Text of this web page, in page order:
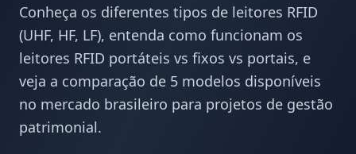
WhatsApp Fale Conosco
Conheça os diferentes tipos de leitores RFID
(UHF, HF, LF), entenda como funcionam os
leitores RFID portáteis vs fixos vs portais, e
veja a comparação de 5 modelos disponíveis
no mercado brasileiro para projetos de gestão
patrimonial.